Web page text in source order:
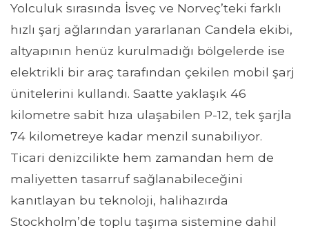
Yolculuk sırasında İsveç ve Norveç’teki farklı
hızlı şarj ağlarından yararlanan Candela ekibi,
altyapının henüz kurulmadığı bölgelerde ise
elektrikli bir araç tarafından çekilen mobil şarj
ünitelerini kullandı. Saatte yaklaşık 46
kilometre sabit hıza ulaşabilen P-12, tek şarjla
74 kilometreye kadar menzil sunabiliyor.
Ticari denizcilikte hem zamandan hem de
maliyetten tasarruf sağlanabileceğini
kanıtlayan bu teknoloji, halihazırda
Stockholm’de toplu taşıma sistemine dahil